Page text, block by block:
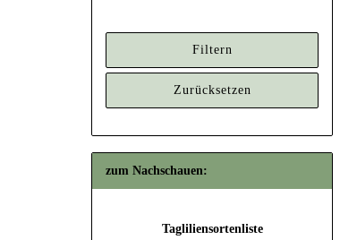
Filtern
Zurücksetzen
zum Nachschauen:
Tagliliensortenliste